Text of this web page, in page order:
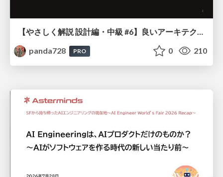
【やさしく解説 設計編・中級 #6】良いアーキテクチャとは ～ 一本の登り道の、行き先 ～
panda728
PRO 0 210